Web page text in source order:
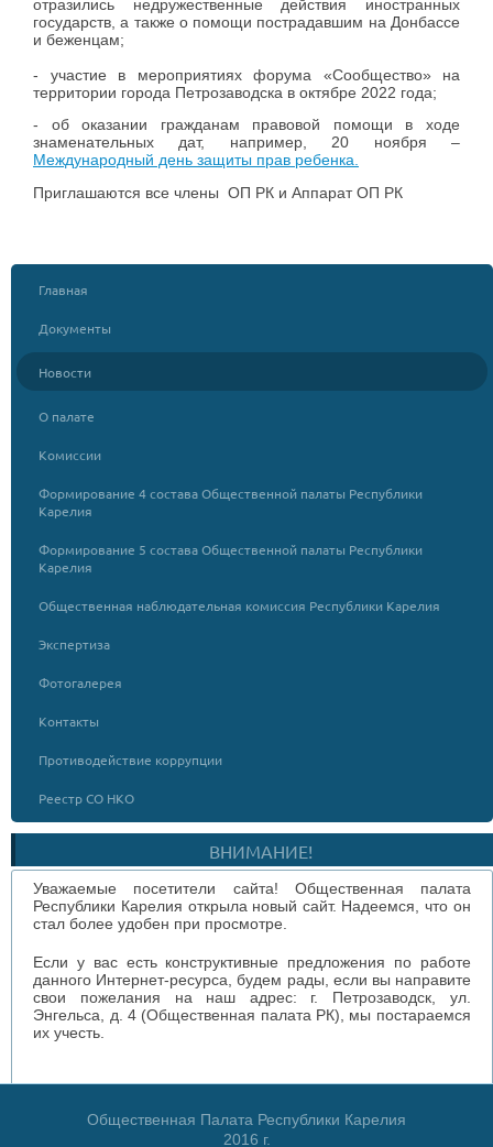
отразились недружественные действия иностранных
государств, а также о помощи пострадавшим на Донбассе
и беженцам;
- участие в мероприятиях форума «Сообщество» на
территории города Петрозаводска в октябре 2022 года;
- об оказании гражданам правовой помощи в ходе
знаменательных дат, например, 20 ноября –
Международный день защиты прав ребенка.
Приглашаются все члены ОП РК и Аппарат ОП РК
Главная
Документы
Новости
О палате
Комиссии
Формирование 4 состава Общественной палаты Республики
Карелия
Формирование 5 состава Общественной палаты Республики
Карелия
Общественная наблюдательная комиссия Республики Карелия
Экспертиза
Фотогалерея
Контакты
Противодействие коррупции
Реестр СО НКО
ВНИМАНИЕ!
Уважаемые посетители сайта! Общественная палата
Республики Карелия открыла новый сайт. Надеемся, что он
стал более удобен при просмотре.
Если у вас есть конструктивные предложения по работе
данного Интернет-ресурса, будем рады, если вы направите
свои пожелания на наш адрес: г. Петрозаводск, ул.
Энгельса, д. 4 (Общественная палата РК), мы постараемся
их учесть.
Общественная Палата Республики Карелия
2016 г.